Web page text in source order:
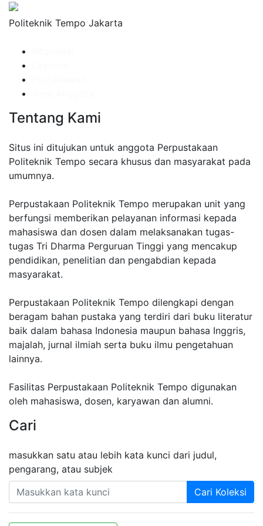
Politeknik Tempo Jakarta
Tentang Kami
Situs ini ditujukan untuk anggota Perpustakaan
Politeknik Tempo secara khusus dan masyarakat pada
umumnya.
Perpustakaan Politeknik Tempo merupakan unit yang
berfungsi memberikan pelayanan informasi kepada
mahasiswa dan dosen dalam melaksanakan tugas-
tugas Tri Dharma Perguruan Tinggi yang mencakup
pendidikan, penelitian dan pengabdian kepada
masyarakat.
Perpustakaan Politeknik Tempo dilengkapi dengan
beragam bahan pustaka yang terdiri dari buku literatur
baik dalam bahasa Indonesia maupun bahasa Inggris,
majalah, jurnal ilmiah serta buku ilmu pengetahuan
lainnya.
Fasilitas Perpustakaan Politeknik Tempo digunakan
oleh mahasiswa, dosen, karyawan dan alumni.
Cari
masukkan satu atau lebih kata kunci dari judul,
pengarang, atau subjek
Cari Koleksi